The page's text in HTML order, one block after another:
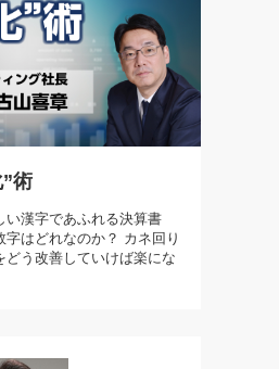
もっとみる
(98)
(157)
学・磨く「ミミガク」のすすめ
術
い漢字であふれる決算書
はどれなのか？ カネ回り
う改善していけば楽にな